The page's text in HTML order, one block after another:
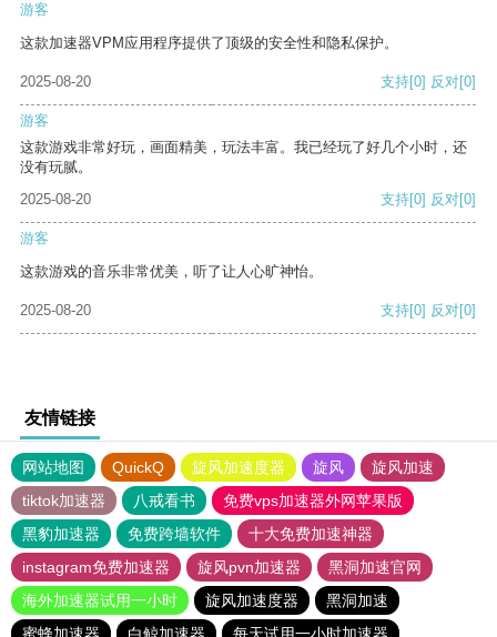
游客
这款加速器VPM应用程序提供了顶级的安全性和隐私保护。
2025-08-20 支持[0] 反对[0]
游客
这款游戏非常好玩，画面精美，玩法丰富。我已经玩了好几个小时，还
没有玩腻。
2025-08-20
支持[0] 反对[0]
游客
这款游戏的音乐非常优美，听了让人心旷神怡。
2025-08-20 支持[0] 反对[0]
友情链接
网站地图 QuickQ 旋风加速度器 旋风
旋风加速
tiktok加速器
八戒看书
免费vps加速器外网苹果版
黑豹加速器
免费跨墙软件
十大免费加速神器
instagram免费加速器
旋风pvn加速器
黑洞加速官网
海外加速器试用一小时
旋风加速度器
黑洞加速